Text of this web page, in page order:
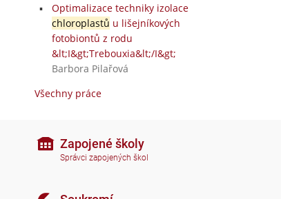
Optimalizace techniky izolace
chloroplastů u lišejníkových
fotobiontů z rodu
&lt;I&gt;Trebouxia&lt;/I&gt;
Barbora Pilařová
Všechny práce
Zapojené školy
Správci zapojených škol